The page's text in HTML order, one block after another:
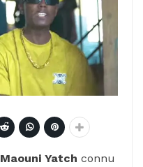
Maouni Yatch connu